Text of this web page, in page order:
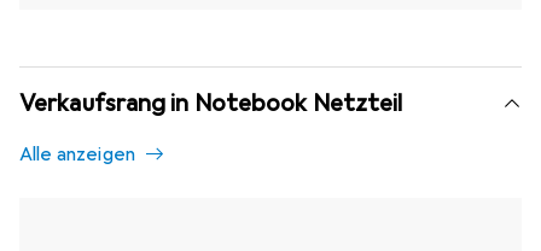
Verkaufsrang in Notebook Netzteil
Alle anzeigen